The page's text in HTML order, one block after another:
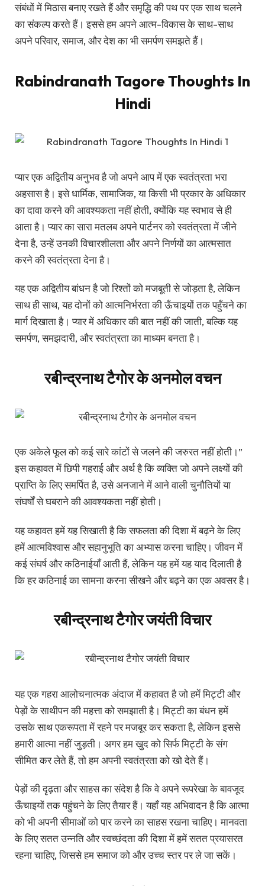
संबंधों में मिठास बनाए रखते हैं और समृद्धि की पथ पर एक साथ चलने
का संकल्प करते हैं। इससे हम अपने आत्म-विकास के साथ-साथ
अपने परिवार, समाज, और देश का भी समर्पण समझते हैं।
Rabindranath Tagore Thoughts In
Hindi
प्यार एक अद्वितीय अनुभव है जो अपने आप में एक स्वतंत्रता भरा
अहसास है। इसे धार्मिक, सामाजिक, या किसी भी प्रकार के अधिकार
का दावा करने की आवश्यकता नहीं होती, क्योंकि यह स्वभाव से ही
आता है। प्यार का सारा मतलब अपने पार्टनर को स्वतंत्रता में जीने
देना है, उन्हें उनकी विचारशीलता और अपने निर्णयों का आत्मसात
करने की स्वतंत्रता देना है।
यह एक अद्वितीय बांधन है जो रिश्तों को मजबूती से जोड़ता है, लेकिन
साथ ही साथ, यह दोनों को आत्मनिर्भरता की ऊँचाइयों तक पहुँचने का
मार्ग दिखाता है। प्यार में अधिकार की बात नहीं की जाती, बल्कि यह
समर्पण, समझदारी, और स्वतंत्रता का माध्यम बनता है।
रबीन्द्रनाथ टैगोर के अनमोल वचन
एक अकेले फूल को कई सारे कांटों से जलने की जरुरत नहीं होती।”
इस कहावत में छिपी गहराई और अर्थ है कि व्यक्ति जो अपने लक्ष्यों की
प्राप्ति के लिए समर्पित है, उसे अनजाने में आने वाली चुनौतियों या
संघर्षों से घबराने की आवश्यकता नहीं होती।
यह कहावत हमें यह सिखाती है कि सफलता की दिशा में बढ़ने के लिए
हमें आत्मविश्वास और सहानुभूति का अभ्यास करना चाहिए। जीवन में
कई संघर्ष और कठिनाईयाँ आती हैं, लेकिन यह हमें यह याद दिलाती है
कि हर कठिनाई का सामना करना सीखने और बढ़ने का एक अवसर है।
रबीन्द्रनाथ टैगोर जयंती विचार
यह एक गहरा आलोचनात्मक अंदाज में कहावत है जो हमें मिट्टी और
पेड़ों के साथीपन की महत्ता को समझाती है। मिट्टी का बंधन हमें
उसके साथ एकरूपता में रहने पर मजबूर कर सकता है, लेकिन इससे
हमारी आत्मा नहीं जुड़ती। अगर हम खुद को सिर्फ मिट्टी के संग
सीमित कर लेते हैं, तो हम अपनी स्वतंत्रता को खो देते हैं।
पेड़ों की दृढ़ता और साहस का संदेश है कि वे अपने रूपरेखा के बावजूद
ऊँचाइयों तक पहुंचने के लिए तैयार हैं। यहाँ यह अभिवादन है कि आत्मा
को भी अपनी सीमाओं को पार करने का साहस रखना चाहिए। मानवता
के लिए सतत उन्नति और स्वच्छंदता की दिशा में हमें सतत प्रयासरत
रहना चाहिए, जिससे हम समाज को और उच्च स्तर पर ले जा सकें।